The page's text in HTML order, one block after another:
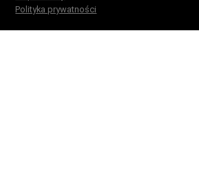
Polityka prywatności